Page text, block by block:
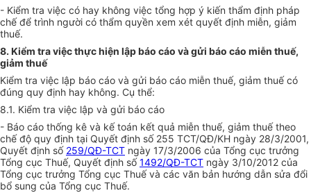
- Kiểm tra việc có hay không việc tổng hợp ý kiến thẩm định pháp
chế để trình người có thẩm quyền xem xét quyết định miễn, giảm
thuế.
8. Kiểm tra việc thực hiện lập báo cáo và gửi báo cáo miễn thuế,
giảm thuế
Kiểm tra việc lập báo cáo và gửi báo cáo miễn thuế, giảm thuế có
đúng quy định hay không. Cụ thể:
8.1. Kiểm tra việc lập và gửi báo cáo
- Báo cáo thống kê và kế toán kết quả miễn thuế, giảm thuế theo
chế độ quy định tại Quyết định số 255 TCT/QĐ/KH ngày 28/3/2001,
Quyết định số 259/QĐ-TCT ngày 17/3/2006 của Tổng cục trưởng
Tổng cục Thuế, Quyết định số1492/QĐ-TCT ngày 3/10/2012 của
Tổng cục trưởng Tổng cục Thuế và các văn bản hướng dẫn sửa đổi
bổ sung của Tổng cục Thuế.